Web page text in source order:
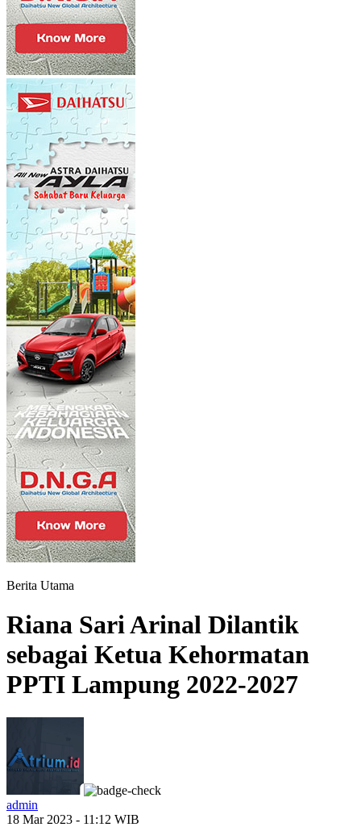
Berita Utama
Riana Sari Arinal Dilantik
sebagai Ketua Kehormatan
PPTI Lampung 2022-2027
admin
18 Mar 2023 - 11:12 WIB